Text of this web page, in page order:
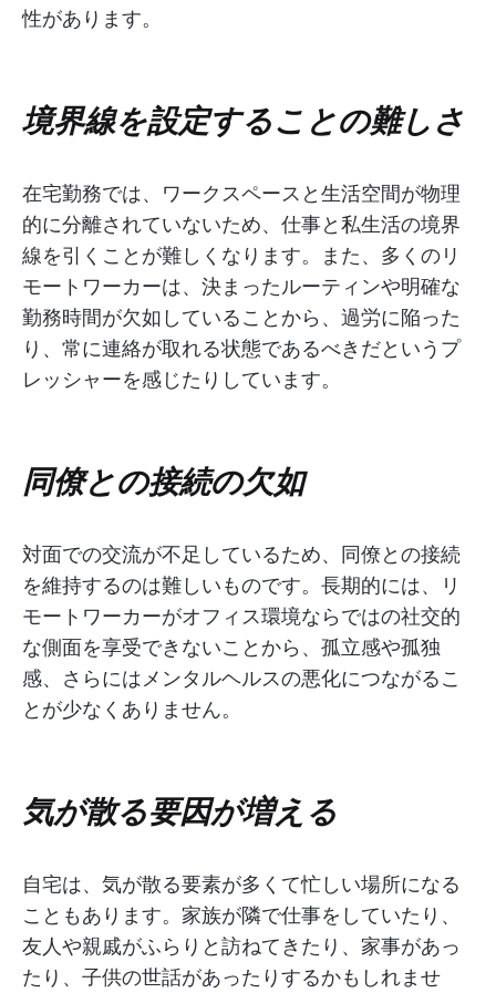
性があります。
境界線を設定することの難しさ
在宅勤務では、ワークスペースと生活空間が物理
的に分離されていないため、仕事と私生活の境界
線を引くことが難しくなります。また、多くのリ
モートワーカーは、決まったルーティンや明確な
勤務時間が欠如していることから、過労に陥った
り、常に連絡が取れる状態であるべきだというプ
レッシャーを感じたりしています。
同僚との接続の欠如
対面での交流が不足しているため、同僚との接続
を維持するのは難しいものです。長期的には、リ
モートワーカーがオフィス環境ならではの社交的
な側面を享受できないことから、孤立感や孤独
感、さらにはメンタルヘルスの悪化につながるこ
とが少なくありません。
気が散る要因が増える
自宅は、気が散る要素が多くて忙しい場所になる
こともあります。家族が隣で仕事をしていたり、
友人や親戚がふらりと訪ねてきたり、家事があっ
たり、子供の世話があったりするかもしれませ